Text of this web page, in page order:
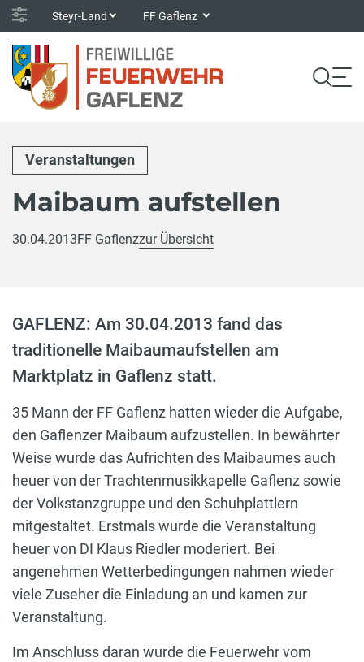
Steyr-Land FF Gaflenz
Veranstaltungen
Maibaum aufstellen
30.04.2013FF Gaflenzzur Übersicht
GAFLENZ: Am 30.04.2013 fand das
traditionelle Maibaumaufstellen am
Marktplatz in Gaflenz statt.
35 Mann der FF Gaflenz hatten wieder die Aufgabe,
den Gaflenzer Maibaum aufzustellen. In bewährter
Weise wurde das Aufrichten des Maibaumes auch
heuer von der Trachtenmusikkapelle Gaflenz sowie
der Volkstanzgruppe und den Schuhplattlern
mitgestaltet. Erstmals wurde die Veranstaltung
heuer von DI Klaus Riedler moderiert. Bei
angenehmen Wetterbedingungen nahmen wieder
viele Zuseher die Einladung an und kamen zur
Veranstaltung.
Im Anschluss daran wurde die Feuerwehr vom